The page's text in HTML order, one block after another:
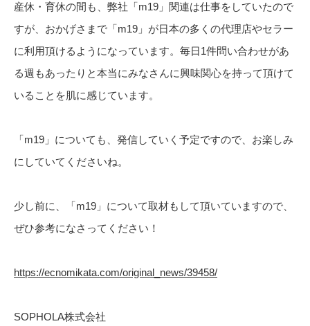
産休・育休の間も、弊社「m19」関連は仕事をしていたので
すが、おかげさまで「m19」が日本の多くの代理店やセラー
に利用頂けるようになっています。毎日1件問い合わせがあ
る週もあったりと本当にみなさんに興味関心を持って頂けて
いることを肌に感じています。
「m19」についても、発信していく予定ですので、お楽しみ
にしていてくださいね。
少し前に、「m19」について取材もして頂いていますので、
ぜひ参考になさってください！
https://ecnomikata.com/original_news/39458/
SOPHOLA株式会社